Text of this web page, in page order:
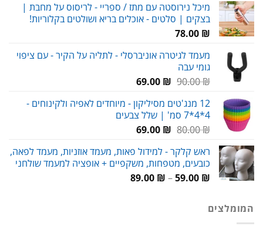
היה:
230.00 ₪.
הוא:
159.00 ₪.
מיכל נירוסטה עם מתז / ספריי - לריסוס על מחבת |
בצקים | סלטים - אוכלים בריא ושולטים בקלוריות!
78.00 ₪
מעמד לגיטרה אוניברסלי - לתליה על הקיר - עם ציפוי
גומי עבה
90.00₪
המחיר
היה:
90.00 ₪.
69.00 ₪
המחיר
הוא:
69.00 ₪.
12 מנג'טים מסיליקון - מיוחדים לאפיה ולקינוחים -
4*4*7 סמ' | שלל צבעים
80.00₪
המחיר
היה:
80.00 ₪.
69.00 ₪
המחיר
הוא:
69.00 ₪.
ראש קלקר - למידול פאות, מעמד אוזניות, מעמד לפאה,
כובעים, מטפחות, משקפיים + אופציה למעמד שולחני
59.00 ₪
–
89.00 ₪
טווח
המומלצים